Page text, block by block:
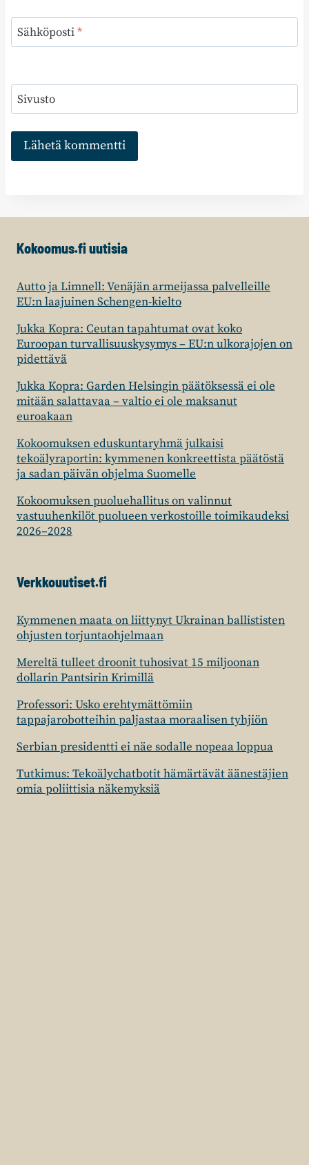
Sähköposti*
Sivusto
Kokoomus.fi uutisia
Autto ja Limnell: Venäjän armeijassa palvelleille
EU:n laajuinen Schengen-kielto
Jukka Kopra: Ceutan tapahtumat ovat koko
Euroopan turvallisuuskysymys – EU:n ulkorajojen on
pidettävä
Jukka Kopra: Garden Helsingin päätöksessä ei ole
mitään salattavaa – valtio ei ole maksanut
euroakaan
Kokoomuksen eduskuntaryhmä julkaisi
tekoälyraportin: kymmenen konkreettista päätöstä
ja sadan päivän ohjelma Suomelle
Kokoomuksen puoluehallitus on valinnut
vastuuhenkilöt puolueen verkostoille toimikaudeksi
2026–2028
Verkkouutiset.fi
Kymmenen maata on liittynyt Ukrainan ballististen
ohjusten torjuntaohjelmaan
Mereltä tulleet droonit tuhosivat 15 miljoonan
dollarin Pantsirin Krimillä
Professori: Usko erehtymättömiin
tappajarobotteihin paljastaa moraalisen tyhjiön
Serbian presidentti ei näe sodalle nopeaa loppua
Tutkimus: Tekoälychatbotit hämärtävät äänestäjien
omia poliittisia näkemyksiä